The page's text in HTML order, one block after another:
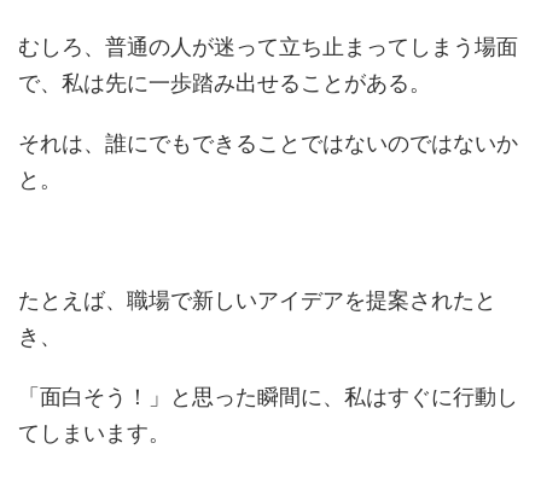
むしろ、普通の人が迷って立ち止まってしまう場面
で、私は先に一歩踏み出せることがある。
それは、誰にでもできることではないのではないか
と。
たとえば、職場で新しいアイデアを提案されたと
き、
「面白そう！」と思った瞬間に、私はすぐに行動し
てしまいます。